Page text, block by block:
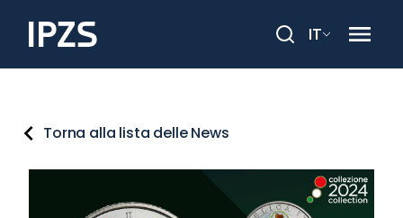
Cerca
IT
Torna alla lista delle News